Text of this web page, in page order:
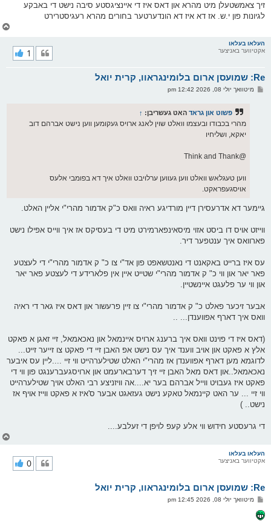
זיך צאמשטעלן מיט מהרא און דאס איז די איינציגסטע סיבה נישט די באבקע
לגיונות פון י.ש. אז דא איז דא הונדערטער בחורים מהרא רעגיסטרירט
העלאו בעלאו
אקטיווער באניצער
Re: שמועסן ארום בלומינגראוו, קרית יואל
1
פמיטוואך יולי 08, 2026 12:42 pm
פשוט און גראד האט געשריבן: ↑
מהרי בכבודו ובעצמו וואלט שוין לאנג ארויס געקומען ווען נישט אברהם דוב
יאקא, ושליחיו
@Think and Thank
ווען טעגלאש וואלט ווען געווען ערלויבט וואלט איך דא בפומבי אלעס
אויסגעפראקט.
גיימער דא אדרעסירן דיין מורדיגע ראיה וואס כ"ק אדמור מהרי"י אליין האלט.
ווייזט אויס דו ביסט אזוי מיסאינפארמירט מיט די בעסיקס אז איך ווייס אפילו נישט
פארוואס איך ענטפער דיר.
עס איז ברייט באקאנט די נאנטשאפט פון אד"י צו כ" ק אדמור מהרי"י די לעצטע
פאר יאר און ווי כ" ק אדמור מהרי"י שטייט איין אין פלארידע די לעצטע פאר יאר
און ווי ער פלעגט איינשטיין.
אבער זיכער פאלט כ" ק אדמור מהרי"י צו זיין פרעשור און דאס איז גאר די ראיה
וואס איך דארף אפווענדן... ..
(דאס איז די פוינט וואס איך ברענג ארויס איינמאל און נאכאמאל, זיי זאגן א פאקט
אלץ א פאקט און אויב ווענד איך עס נישט אפ האבן זיי די פאקט צו זייער זייט...
לדוגמא מען דארף אפווענדן אז מהרי"י האלט שטילערהייט ווי זיי ....ליין עס איבער
נאכאמאל..און דאס מאל האבן זיי זיך דערבארעמט און ארויסגעברענגט פון ווי די
פאקט איז געבויט ווייל אברהם בער יא....אה וויזניצע רבי האלט אויך שטילערהייט
ווי זיי ... ער האט קיינמאל טאקע נישט געזאגט אבער ס'איז א פאקט ווייז אויף אז
נישט.. )
די גרעסטע חידוש ווי אלע קעפ לויפן די זעלבע....
העלאו בעלאו
אקטיווער באניצער
Re: שמועסן ארום בלומינגראוו, קרית יואל
0
פ
ו
מיטוואך יולי 08, 2026 12:45 pm